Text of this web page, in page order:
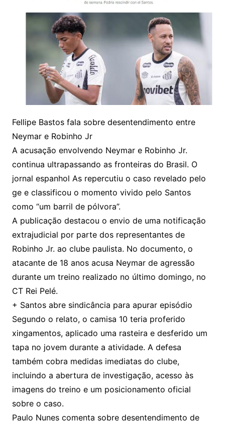
Fellipe Bastos fala sobre desentendimento entre
Neymar e Robinho Jr
A acusação envolvendo Neymar e Robinho Jr.
continua ultrapassando as fronteiras do Brasil. O
jornal espanhol As repercutiu o caso revelado pelo
ge e classificou o momento vivido pelo Santos
como “um barril de pólvora”.
A publicação destacou o envio de uma notificação
extrajudicial por parte dos representantes de
Robinho Jr. ao clube paulista. No documento, o
atacante de 18 anos acusa Neymar de agressão
durante um treino realizado no último domingo, no
CT Rei Pelé.
+ Santos abre sindicância para apurar episódio
Segundo o relato, o camisa 10 teria proferido
xingamentos, aplicado uma rasteira e desferido um
tapa no jovem durante a atividade. A defesa
também cobra medidas imediatas do clube,
incluindo a abertura de investigação, acesso às
imagens do treino e um posicionamento oficial
sobre o caso.
Paulo Nunes comenta sobre desentendimento de